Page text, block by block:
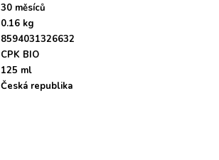
30 měsíců
0.16 kg
8594031326632
CPK BIO
125 ml
Česká republika